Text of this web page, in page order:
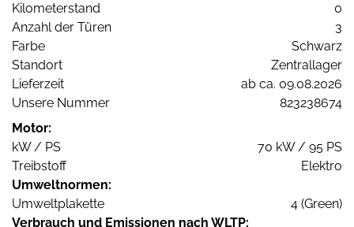
Kilometerstand
0
Anzahl der Türen
3
Farbe
Schwarz
Standort
Zentrallager
Lieferzeit
ab ca. 09.08.2026
Unsere Nummer
823238674
Motor:
kW / PS
70 kW / 95 PS
Treibstoff
Elektro
Umweltnormen:
Umweltplakette
4 (Green)
Verbrauch und Emissionen nach WLTP: